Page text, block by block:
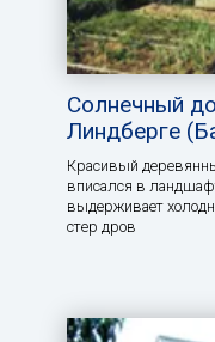
Солнечный
Линдберге
Красивый
вписался в
выдерживает
стер дров